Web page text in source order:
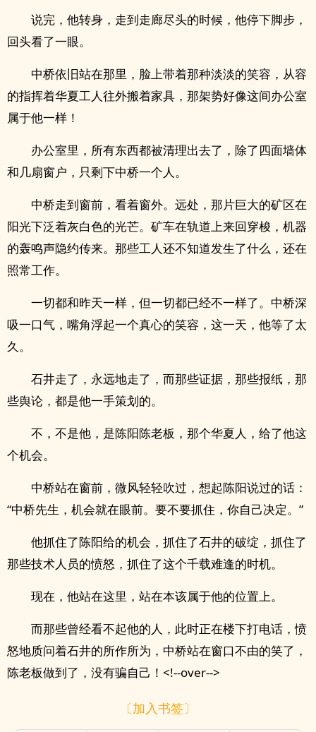
说完，他转身，走到走廊尽头的时候，他停下脚步，
回头看了一眼。
中桥依旧站在那里，脸上带着那种淡淡的笑容，从容
的指挥着华夏工人往外搬着家具，那架势好像这间办公室
属于他一样！
办公室里，所有东西都被清理出去了，除了四面墙体
和几扇窗户，只剩下中桥一个人。
中桥走到窗前，看着窗外。远处，那片巨大的矿区在
阳光下泛着灰白色的光芒。矿车在轨道上来回穿梭，机器
的轰鸣声隐约传来。那些工人还不知道发生了什么，还在
照常工作。
一切都和昨天一样，但一切都已经不一样了。中桥深
吸一口气，嘴角浮起一个真心的笑容，这一天，他等了太
久。
石井走了，永远地走了，而那些证据，那些报纸，那
些舆论，都是他一手策划的。
不，不是他，是陈阳陈老板，那个华夏人，给了他这
个机会。
中桥站在窗前，微风轻轻吹过，想起陈阳说过的话：
“中桥先生，机会就在眼前。要不要抓住，你自己决定。”
他抓住了陈阳给的机会，抓住了石井的破绽，抓住了
那些技术人员的愤怒，抓住了这个千载难逢的时机。
现在，他站在这里，站在本该属于他的位置上。
而那些曾经看不起他的人，此时正在楼下打电话，愤
怒地质问着石井的所作所为，中桥站在窗口不由的笑了，
陈老板做到了，没有骗自己！<!--over-->
〔加入书签〕